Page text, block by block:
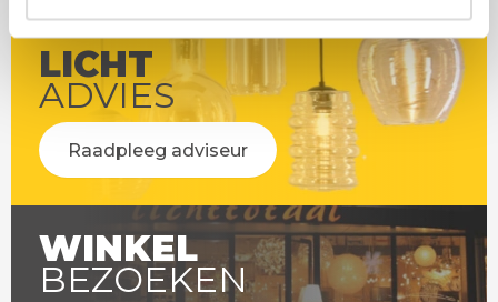
LICHT
ADVIES
Raadpleeg adviseur
WINKEL
BEZOEKEN